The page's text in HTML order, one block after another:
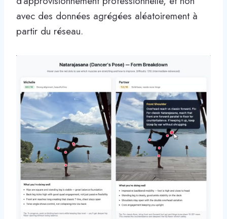
avec des données agrégées aléatoirement à
partir du réseau.